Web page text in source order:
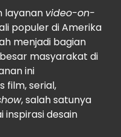
layanan video-on-
populer di Amerika
menjadi bagian
masyarakat di
ini
film, serial,
, salah satunya
inspirasi desain